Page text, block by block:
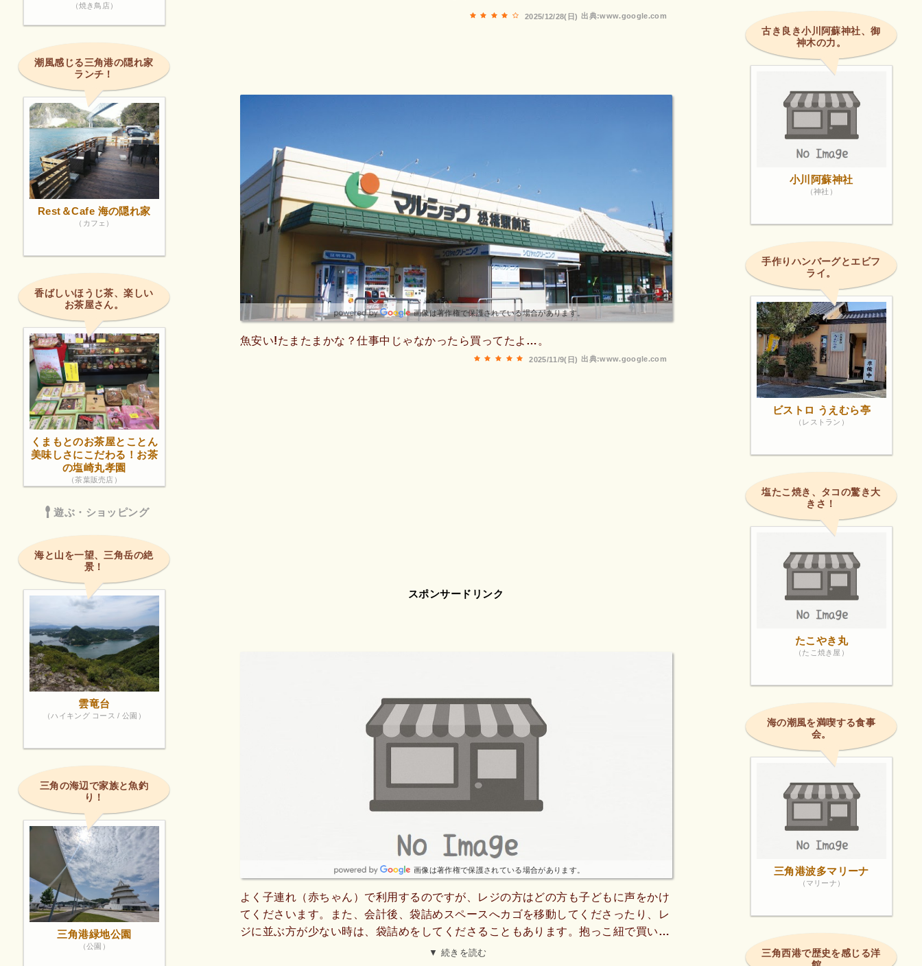
されている方は高く感じるでしょうが、トンカツ用肉とかには塩コショウしてくれま
出典:www.google.com
2025/12/28(日)
画像は著作権で保護されている場合があります。
魚安い!たまたまかな？仕事中じゃなかったら買ってたよ…。
出典:www.google.com
2025/11/9(日)
スポンサードリンク
画像は著作権で保護されている場合があります。
よく子連れ（赤ちゃん）で利用するのですが、レジの方はどの方も子どもに声をかけ
てくださいます。また、会計後、袋詰めスペースへカゴを移動してくださったり、レ
ジに並ぶ方が少ない時は、袋詰めをしてくださることもあります。抱っこ紐で買い物
しているので、かなりそういった心遣いが助かります。また、お肉の種類もお魚の種
▼ 続きを読む
（焼き鳥店）
潮風感じる三角港の隠れ家
ランチ！
Rest＆Cafe 海の隠れ家
（カフェ）
香ばしいほうじ茶、楽しい
お茶屋さん。
くまもとのお茶屋とことん
美味しさにこだわる！お茶
の塩崎丸孝園
（茶葉販売店）
遊ぶ・ショッピング
海と山を一望、三角岳の絶
景！
雲竜台
（ハイキング コース / 公園）
三角の海辺で家族と魚釣
り！
三角港緑地公園
（公園）
古き良き小川阿蘇神社、御
神木の力。
小川阿蘇神社
（神社）
手作りハンバーグとエビフ
ライ。
ビストロ うえむら亭
（レストラン）
塩たこ焼き、タコの驚き大
きさ！
たこやき丸
（たこ焼き屋）
海の潮風を満喫する食事
会。
三角港波多マリーナ
（マリーナ）
三角西港で歴史を感じる洋